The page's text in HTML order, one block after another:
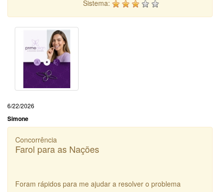
Sistema:
6/22/2026
Simone
Concorrência
Farol para as Nações
Foram rápidos para me ajudar a resolver o problema